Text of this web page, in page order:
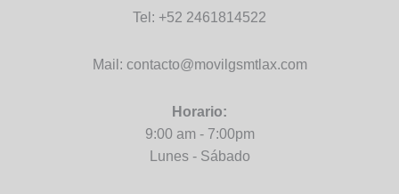
Tel: +52 2461814522
Mail: contacto@movilgsmtlax.com
Horario:
9:00 am - 7:00pm
Lunes - Sábado